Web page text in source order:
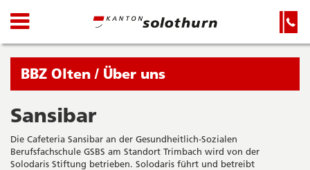
Kanton
Solothurn
Wichtige
Seiten
Startseite
Hauptnavigation
Inhalt
Sitemap
Suche
Navigation
und
Suche
Navigation
Sie
befinden
sich
gerade
in:
BBZ Olten / Über uns
Sansibar
Die Cafeteria Sansibar an der Gesundheitlich-Sozialen
Berufsfachschule GSBS am Standort Trimbach wird von der
Solodaris Stiftung betrieben. Solodaris führt und betreibt